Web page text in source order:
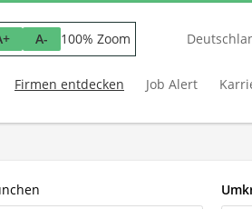
A- 100% Zoom
Firmen entdecken Job Alert